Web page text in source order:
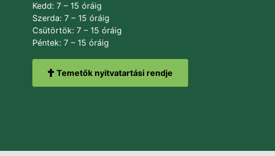
Kedd: 7 – 15 óráig
Szerda: 7 – 15 óráig
Csütörtök: 7 – 15 óráig
Péntek: 7 – 15 óráig
Temetők nyitvatartási rendje